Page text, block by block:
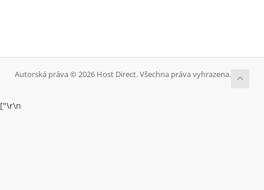
Autorská práva © 2026 Host Direct. Všechna práva vyhrazena.
["\r\n